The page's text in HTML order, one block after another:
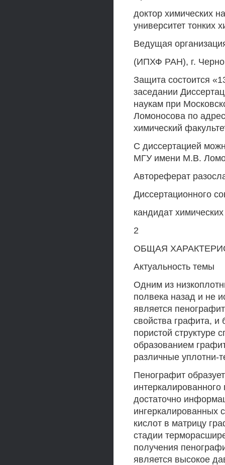
доктор химических
университет тонких
Ведущая
(ИПХФ РАН), г.
Защита состоится
заседании
наукам при
Ломоносова по
химический
С диссертацией
МГУ имени М.В.
Автореферат
Диссертационного
кандидат
2
ОБЩАЯ
Актуальность темы
Одним из
полвека назад и не
является
свойства графита,
пористой структуре
образованием
различные уплотни-
Пенографит
достаточно
ингеркалированных
кислот в матрицу
стадии
получения
является высокое